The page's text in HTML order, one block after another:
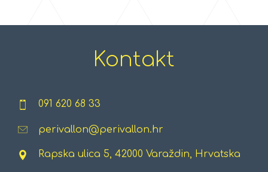
Kontakt
091 620 68 33
perivallon@perivallon.hr
Rapska ulica 5, 42000 Varaždin, Hrvatska